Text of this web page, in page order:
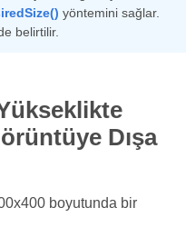
yöntemini sağlar.
belirtilir.
Dışa
boyutunda bir